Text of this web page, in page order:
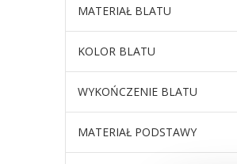
MATERIAŁ BLATU
KOLOR BLATU
WYKOŃCZENIE BLATU
MATERIAŁ PODSTAWY